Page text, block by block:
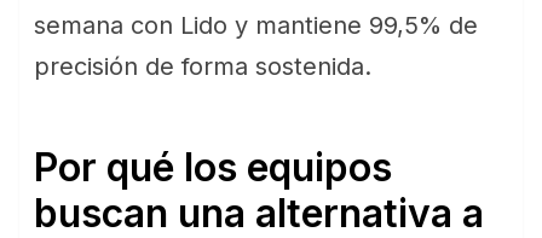
semana con Lido y mantiene 99,5% de
precisión de forma sostenida.
Por qué los equipos
buscan una alternativa a